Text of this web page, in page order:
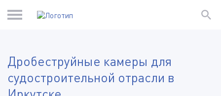
Дробеструйные камеры для
судостроительной отрасли в